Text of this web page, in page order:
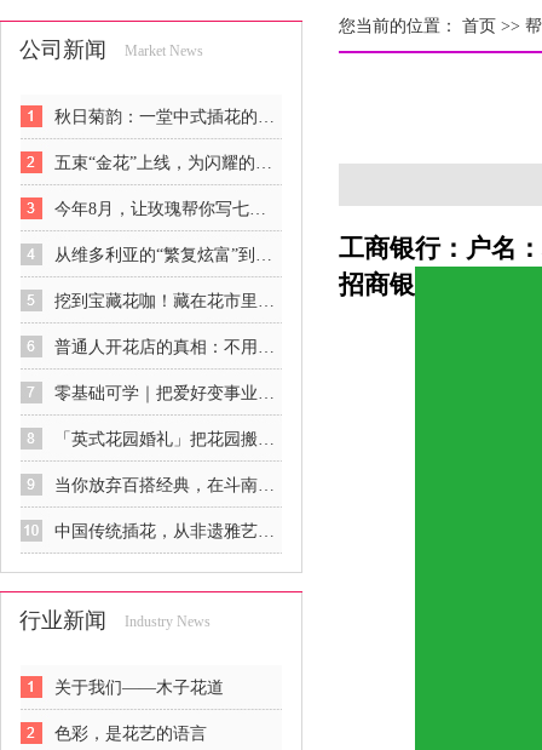
公司新闻 Market News
秋日菊韵：一堂中式插花的风骨课
五束“金花”上线，为闪耀的女人们解锁悦己新姿势
今年8月，让玫瑰帮你写七夕情书
从维多利亚的“繁复炫富”到印象派的“自然呼吸”：欧美花艺的觉醒史
挖到宝藏花咖！藏在花市里的春日治愈秘境
普通人开花店的真相：不用砸钱、不用囤货，零基础也能稳稳入行
零基础可学｜把爱好变事业，花艺是最温柔的谋生方式
「英式花园婚礼」把花园搬进餐厅，像闯进一场下午茶后的秘密花园
当你放弃百搭经典，在斗南花市你可以获得……
中国传统插花，从非遗雅艺到商业新宠
行业新闻 Industry News
关于我们——木子花道
色彩，是花艺的语言
您当前的位置： 首页 >>
工商银行：户名
招商银